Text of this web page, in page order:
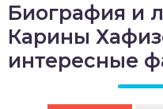
Биография и
Карины
интересные